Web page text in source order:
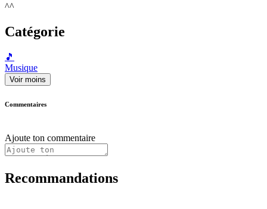
^^
Catégorie
🎵
Musique
Voir moins
Commentaires
Ajoute ton commentaire
Recommandations